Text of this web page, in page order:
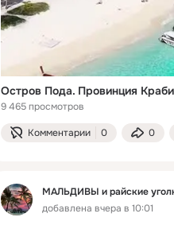
Остров Пода. Провинция
9 465 просмотров
Комментарии 0 0
МАЛЬДИВЫ и райские
добавлена вчера в 10:01